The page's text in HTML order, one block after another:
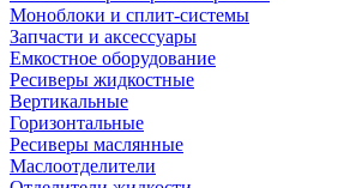
Моноблоки и сплит-системы
Запчасти и аксессуары
Емкостное оборудование
Ресиверы жидкостные
Вертикальные
Горизонтальные
Ресиверы маслянные
Маслоотделители